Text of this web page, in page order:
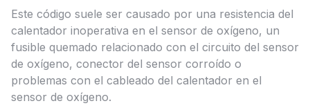
Este código suele ser causado por una resistencia del
calentador inoperativa en el sensor de oxígeno, un
fusible quemado relacionado con el circuito del sensor
de oxígeno, conector del sensor corroído o
problemas con el cableado del calentador en el
sensor de oxígeno.